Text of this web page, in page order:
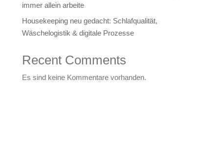
immer allein arbeite
Housekeeping neu gedacht: Schlafqualität,
Wäschelogistik & digitale Prozesse
Recent Comments
Es sind keine Kommentare vorhanden.